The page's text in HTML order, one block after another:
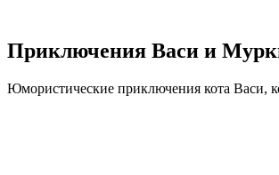
Приключения Васи и
Юмористические приключения кота Васи,